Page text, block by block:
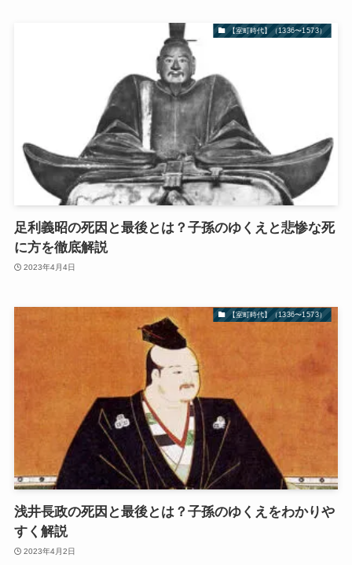
【室町時代】（1336〜1573）
足利義昭の死因と最後とは？子孫のゆくえと悲惨な死
に方を徹底解説
2023年4月4日
【室町時代】（1336〜1573）
浅井長政の死因と最後とは？子孫のゆくえをわかりや
すく解説
2023年4月2日